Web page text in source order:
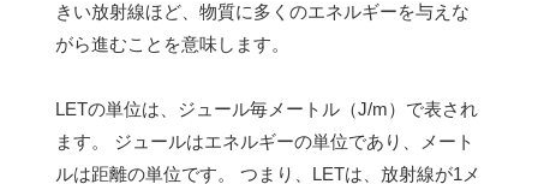
きい放射線ほど、物質に多くのエネルギーを与えな
がら進むことを意味します。
LETの単位は、ジュール毎メートル（J/m）で表され
ます。 ジュールはエネルギーの単位であり、メート
ルは距離の単位です。 つまり、LETは、放射線が1メ